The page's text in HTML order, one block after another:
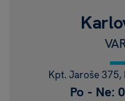
Kpt. Jaroše
Po - Ne: